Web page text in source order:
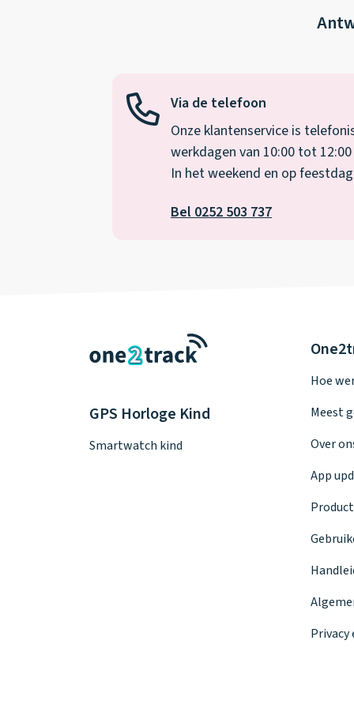
Via de telefoon
Onze klantenservice is
werkdagen van 10:00 tot
In het weekend en op
Bel 0252 503 737
GPS Horloge Kind
Smartwatch kind
Hoe
Meest
Over
App